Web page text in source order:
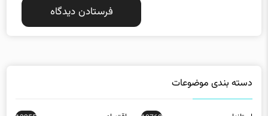
استانها